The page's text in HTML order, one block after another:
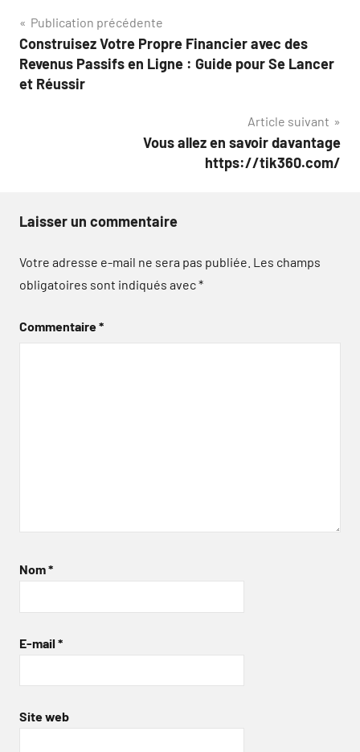
Navigation
de
l’article
Publication précédente
Construisez Votre Propre Financier avec des
Revenus Passifs en Ligne : Guide pour Se Lancer
et Réussir
Article suivant
Vous allez en savoir davantage
https://tik360.com/
Laisser un commentaire
Votre adresse e-mail ne sera pas publiée. Les champs
obligatoires sont indiqués avec*
Commentaire*
Nom*
E-mail *
Site web